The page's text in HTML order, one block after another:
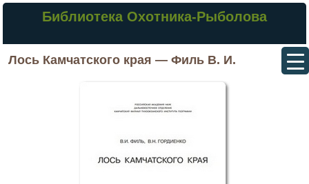
Библиотека Охотника-Рыболова
Лось Камчатского края — Филь В. И.